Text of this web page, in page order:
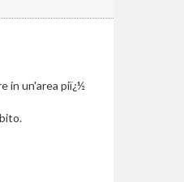
in un'area piï¿½